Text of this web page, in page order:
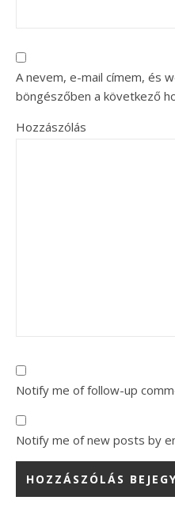
A nevem, e-mail címem, és
böngészőben a következő
Hozzászólás
Notify me of follow-up
Notify me of new posts by